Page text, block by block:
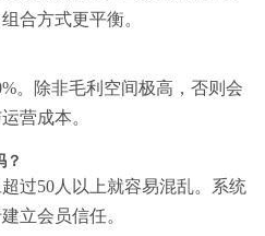
合方式更平衡。
。除非毛利空间极高，否则会
营成本。
？
过50人以上就容易混乱。系统
立会员信任。